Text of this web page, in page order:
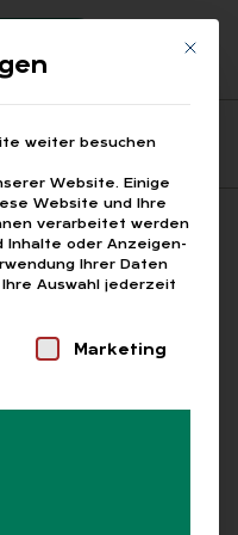
Printausgaben
Mit
weiter besuchen
Website. Einige
Website und Ihre
verarbeitet werden
Inhalte oder Anzeigen-
Ihrer Daten
Auswahl jederzeit
die eineMarketing